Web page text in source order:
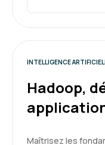
INTELLIGENCE
Hadoop,
Maîtrisez les